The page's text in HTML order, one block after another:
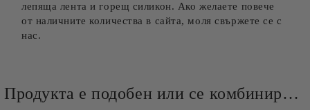
лепяща лента и горещ силикон. Ако желаете повече
от наличните количества в сайта, моля свържете се с
нас.
Продукта е подобен или се комбинира добре и със следните продукти :